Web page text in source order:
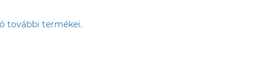
további termékei.